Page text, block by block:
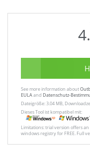
See more information about
EULAand Datenschutz-
Dateigröße: 3.04 MB,
Dieses Tool ist kompatibel mit:
Limitations: trial version offers
windows registry for FREE. Full